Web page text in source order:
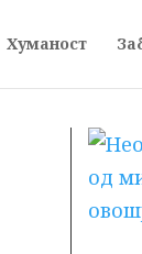
Хуманост